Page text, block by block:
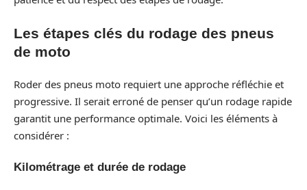
Les étapes clés du rodage des pneus
de moto
Roder des pneus moto requiert une approche réfléchie et
progressive. Il serait erroné de penser qu’un rodage rapide
garantit une performance optimale. Voici les éléments à
considérer :
Kilométrage et durée de rodage